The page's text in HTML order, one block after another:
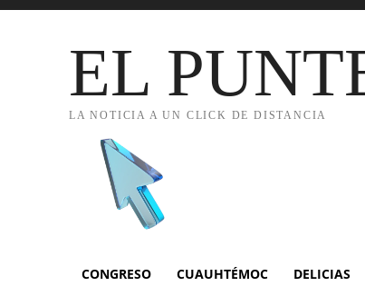
EL
LA NOTICIA A UN CLICK DE DISTANCIA
CONGRESO CUAUHTÉMOC DELICIAS